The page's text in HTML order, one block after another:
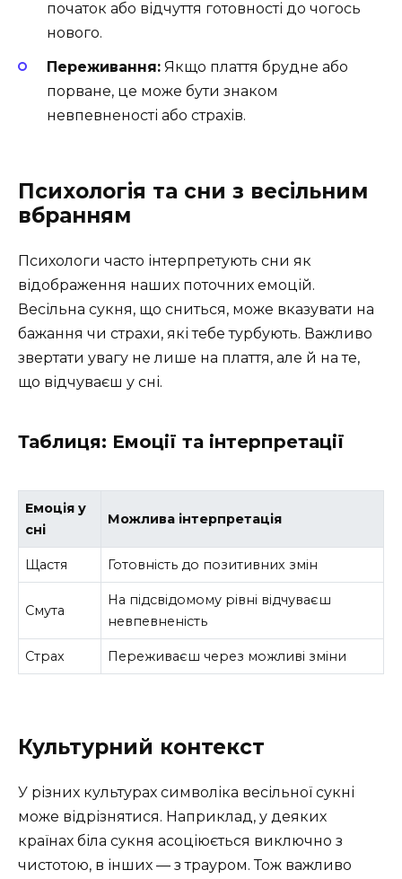
початок або відчуття готовності до чогось
нового.
Переживання: Якщо плаття брудне або
порване, це може бути знаком
невпевненості або страхів.
Психологія та сни з весільним
вбранням
Психологи часто інтерпретують сни як
відображення наших поточних емоцій.
Весільна сукня, що сниться, може вказувати на
бажання чи страхи, які тебе турбують. Важливо
звертати увагу не лише на плаття, але й на те,
що відчуваєш у сні.
Таблиця: Емоції та інтерпретації
Емоція у
сні
Можлива інтерпретація
Щастя Готовність до позитивних змін
Смута
На підсвідомому рівні відчуваєш
невпевненість
Страх Переживаєш через можливі зміни
Культурний контекст
У різних культурах символіка весільної сукні
може відрізнятися. Наприклад, у деяких
країнах біла сукня асоціюється виключно з
чистотою, в інших — з трауром. Тож важливо